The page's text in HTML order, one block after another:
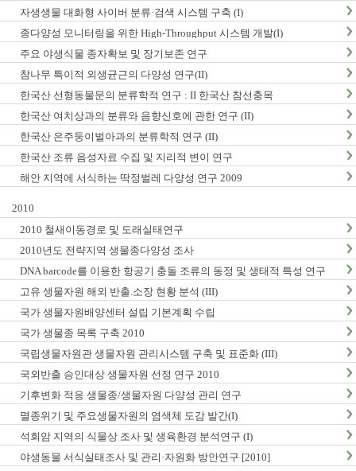
자생생물 대화형 사이버 분류·검색 시스템 구축 (I)
종다양성 모니터링을 위한 High-Throughput 시스템 개발(I)
주요 야생식물 종자확보 및 장기보존 연구
참나무 특이적 외생균근의 다양성 연구(II)
한국산 선형동물문의 분류학적 연구 : II 한국산 참선충목
한국산 여치상과의 분류와 음향신호에 관한 연구 (II)
한국산 은주둥이벌아과의 분류학적 연구 (II)
한국산 조류 음성자료 수집 및 지리적 변이 연구
해안 지역에 서식하는 딱정벌레 다양성 연구 2009
2010
2010 철새이동경로 및 도래실태연구
2010년도 전략지역 생물종다양성 조사
DNA barcode를 이용한 항공기 충돌 조류의 동정 및 생태적 특성 연구
고유 생물자원 해외 반출.소장 현황 분석 (III)
국가 생물자원배양센터 설립 기본계획 수립
국가 생물종 목록 구축 2010
국립생물자원관 생물자원 관리시스템 구축 및 표준화 (III)
국외반출 승인대상 생물자원 선정 연구 2010
기후변화 적응 생물종/생물자원 다양성 관리 연구
멸종위기 및 주요생물자원의 염색체 도감 발간(I)
석회암 지역의 식물상 조사 및 생육환경 분석연구 (I)
야생동물 서식실태조사 및 관리·자원화 방안연구 [2010]